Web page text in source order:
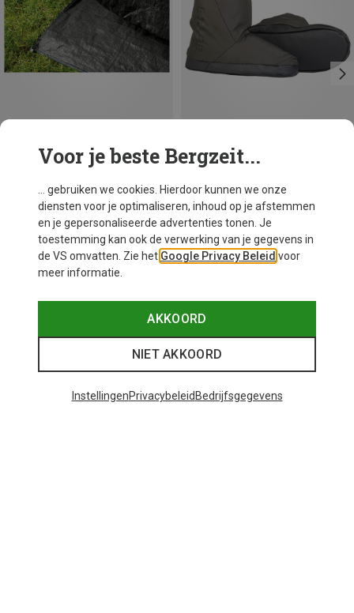
Je bespaart 22% Je bespaart 19%
Voor je beste Bergzeit...
... gebruiken we cookies. Hierdoor kunnen we onze
diensten voor je optimaliseren, inhoud op je afstemmen
en je gepersonaliseerde advertenties tonen. Je
toestemming kan ook de verwerking van je gegevens in
de VS omvatten. Zie het Google Privacy Beleid voor
meer informatie.
AKKOORD
NIET AKKOORD
InstellingenPrivacybeleid Bedrijfsgegevens